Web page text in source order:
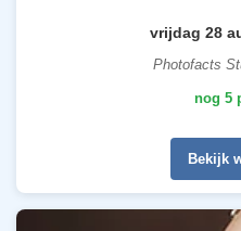
vrijdag 28
Photofacts
nog 5
Bekijk